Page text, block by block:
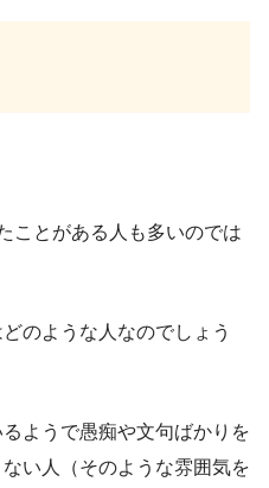
ことがある人も多いのでは
のような人なのでしょう
ようで愚痴や文句ばかりを
い人（そのような雰囲気を